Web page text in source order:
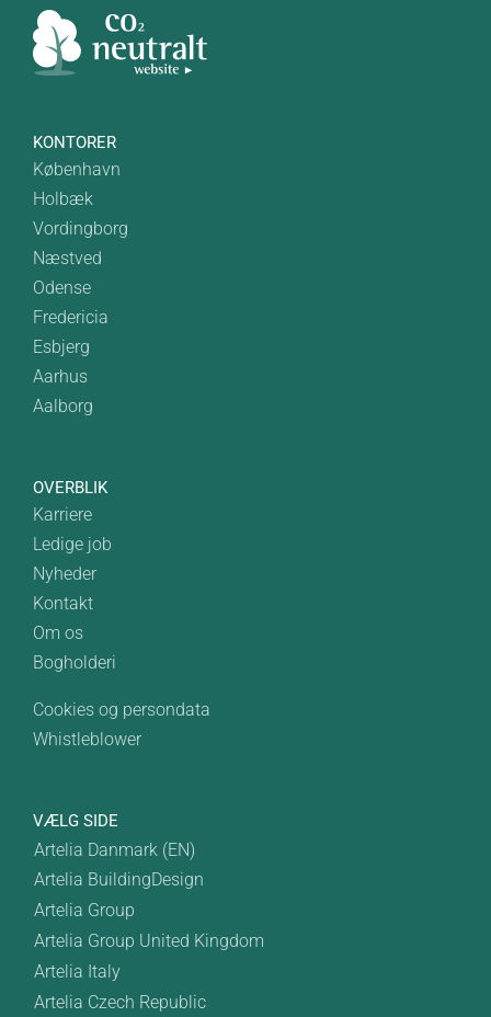
KONTORER
København
Holbæk
Vordingborg
Næstved
Odense
Fredericia
Esbjerg
Aarhus
Aalborg
OVERBLIK
Karriere
Ledige job
Nyheder
Kontakt
Om os
Bogholderi
Cookies og persondata
Whistleblower
VÆLG SIDE
Artelia Danmark (EN)
Artelia BuildingDesign
Artelia Group
Artelia Group United Kingdom
Artelia Italy
Artelia Czech Republic